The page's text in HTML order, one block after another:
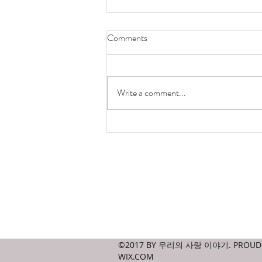
hong kong is ugly
Comments
Write a comment...
©2017 BY 우리의 사랑 이야기.
WIX.COM